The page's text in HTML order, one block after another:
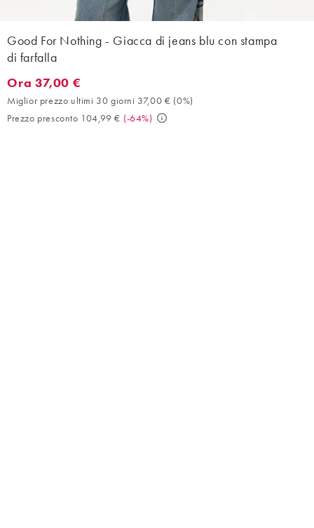
Good For Nothing - Giacca di jeans blu con stampa
di farfalla
Ora 37,00 €. Miglior prezzo ultimi 30 giorni 37,00 € (0%).
Ora 37,00 €
Miglior prezzo ultimi 30 giorni 37,00 € (0%)
Prezzo presconto 104,99 € (-64%)